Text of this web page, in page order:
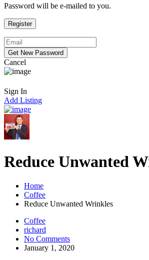
Password will be e-mailed to you.
Cancel
Sign In
Add Listing
Reduce Unwanted
Home
Coffee
Reduce Unwanted Wrinkles
Coffee
richard
No Comments
January 1, 2020